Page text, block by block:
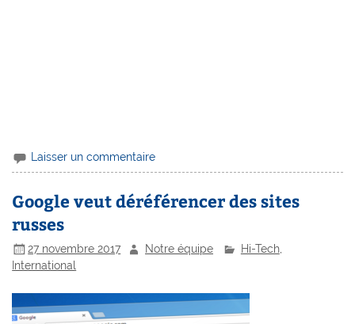
Laisser un commentaire
Google veut déréférencer des sites
russes
27 novembre 2017 Notre équipe Hi-Tech,
International